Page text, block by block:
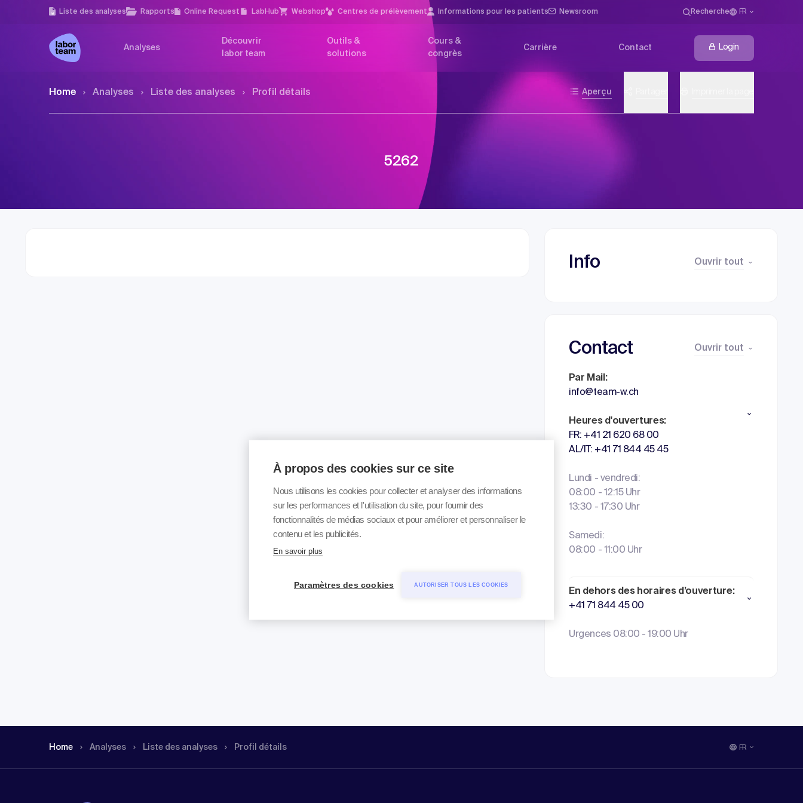
Liste des analyses Rapports Online Request LabHub Webshop Centres de prélèvement Infor­mations pour les patients Newsroom Recherche FR
Analyses
Découvrir
labor team
Outils &
solutions
Cours &
congrès
Carrière Contact Login
Home Analyses Liste des analyses Profil détails Aperçu
5262
Info Ouvrir tout
Contact Ouvrir tout
Par Mail:
info@team-w.ch
Heures d'ouvertures:
FR: +41 21 620 68 00
AL/IT: +41 71 844 45 45
Lundi - vendredi:
08:00 - 12:15 Uhr
13:30 - 17:30 Uhr
Samedi:
08:00 - 11:00 Uhr
En dehors des horaires d’ouverture:
+41 71 844 45 00
Urgences 08:00 - 19:00 Uhr
Home Analyses Liste des analyses Profil détails FR
À propos des cookies sur ce site
Nous utilisons les cookies pour collecter et analyser des informations
sur les performances et l'utilisation du site, pour fournir des
fonctionnalités de médias sociaux et pour améliorer et personnaliser le
contenu et les publicités.
En savoir plus
Paramètres des cookies AUTORISER TOUS LES COOKIES